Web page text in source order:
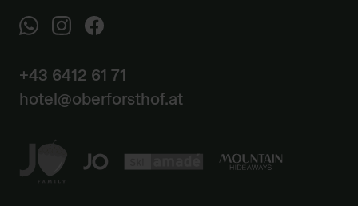
+43 6412 61 71
hotel@oberforsthof.at